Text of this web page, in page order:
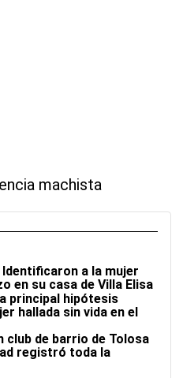
machista
Identificaron a la mujer
en su casa de Villa Elisa
principal hipótesis
hallada sin vida en el
club de barrio de Tolosa
registró toda la